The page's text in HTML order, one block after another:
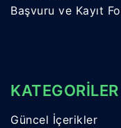
Başvuru ve Kayıt
KATEGORİLER
Güncel İçerikler